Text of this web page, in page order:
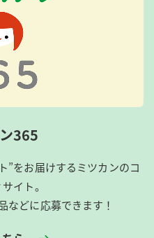
365
”をお届けするミツカンのコ
イト。
などに応募できます！